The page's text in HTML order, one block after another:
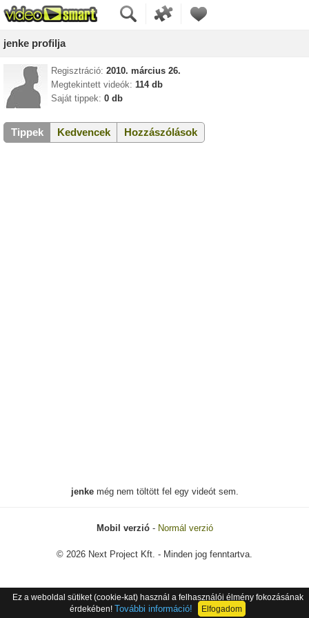
jenke profilja
Regisztráció: 2010. március 26.
Megtekintett videók: 114 db
Saját tippek: 0 db
Tippek Kedvencek Hozzászólások
jenkemég nem töltött fel egy videót sem.
Mobil verzió- Normál verzió
© 2026 Next Project Kft. - Minden jog fenntartva.
Ez a weboldal sütiket (cookie-kat) használ a felhasználói élmény fokozásának
érdekében! További információ! Elfogadom